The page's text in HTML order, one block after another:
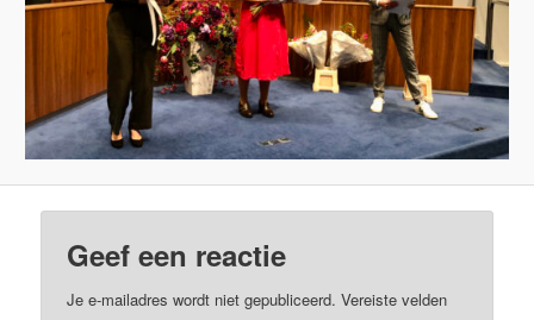
Geef een reactie
Je e-mailadres wordt niet gepubliceerd. Vereiste velden